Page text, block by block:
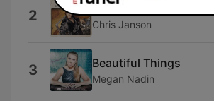
2 Beer Me
Chris Janson
3 Beautiful Things
Megan Nadin